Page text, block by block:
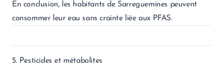
En conclusion, les habitants de Sarreguemines peuvent
consommer leur eau sans crainte liée aux PFAS.
5. Pesticides et métabolites